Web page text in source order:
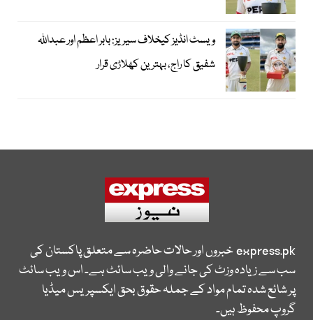
ویسٹ انڈیز کیخلاف سیریز: بابر اعظم اور عبداللہ
شفیق کا راج، بہترین کھلاڑی قرار
express.pkخبروں اور حالات حاضرہ سے متعلق پاکستان کی
سب سے زیادہ وزٹ کی جانے والی ویب سائٹ ہے۔ اس ویب سائٹ
پر شائع شدہ تمام مواد کے جملہ حقوق بحق ایکسپریس میڈیا
گروپ محفوظ ہیں۔